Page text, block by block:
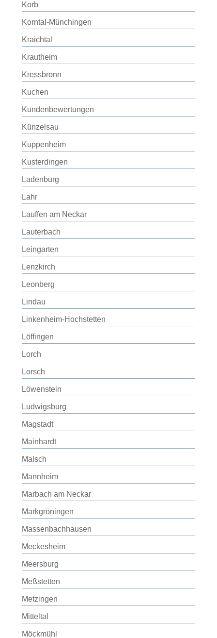
Korb
Korntal-Münchingen
Kraichtal
Krautheim
Kressbronn
Kuchen
Kundenbewertungen
Künzelsau
Kuppenheim
Kusterdingen
Ladenburg
Lahr
Lauffen am Neckar
Lauterbach
Leingarten
Lenzkirch
Leonberg
Lindau
Linkenheim-Hochstetten
Löffingen
Lorch
Lorsch
Löwenstein
Ludwigsburg
Magstadt
Mainhardt
Malsch
Mannheim
Marbach am Neckar
Markgröningen
Massenbachhausen
Meckesheim
Meersburg
Meßstetten
Metzingen
Mitteltal
Möckmühl